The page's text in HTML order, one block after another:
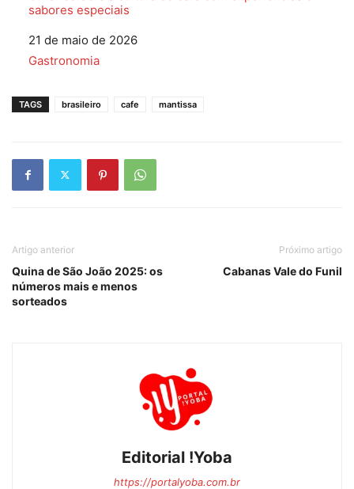
sabores especiais
Data
21 de maio de 2026
Em relação a
Gastronomia
TAGS brasileiro cafe mantissa
Artigo anterior
Quina de São João 2025: os
números mais e menos
sorteados
Próximo artigo
Cabanas Vale do Funil
Editorial !Yoba
https://portalyoba.com.br